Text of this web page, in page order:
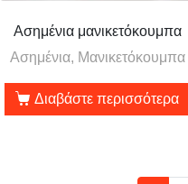
Ασημένια μανικετόκουμπα
Ασημένια, Μανικετόκουμπα
Διαβάστε περισσότερα